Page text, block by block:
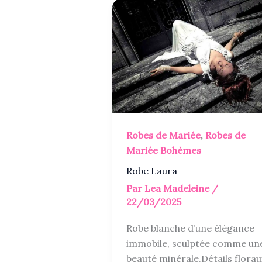
Robes de Mariée, Robes de
Mariée Bohèmes
Robe Laura
Par Lea Madeleine /
22/03/2025
Robe blanche d’une élégance
immobile, sculptée comme
beauté minérale.Détails